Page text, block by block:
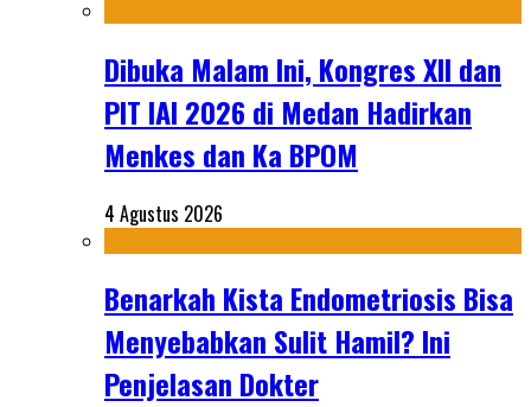
Dibuka Malam Ini, Kongres XII dan
PIT IAI 2026 di Medan Hadirkan
Menkes dan Ka BPOM
4 Agustus 2026
Benarkah Kista Endometriosis Bisa
Menyebabkan Sulit Hamil? Ini
Penjelasan Dokter